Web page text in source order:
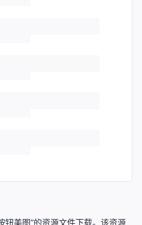
钮美图”的资源文件下载。该资源